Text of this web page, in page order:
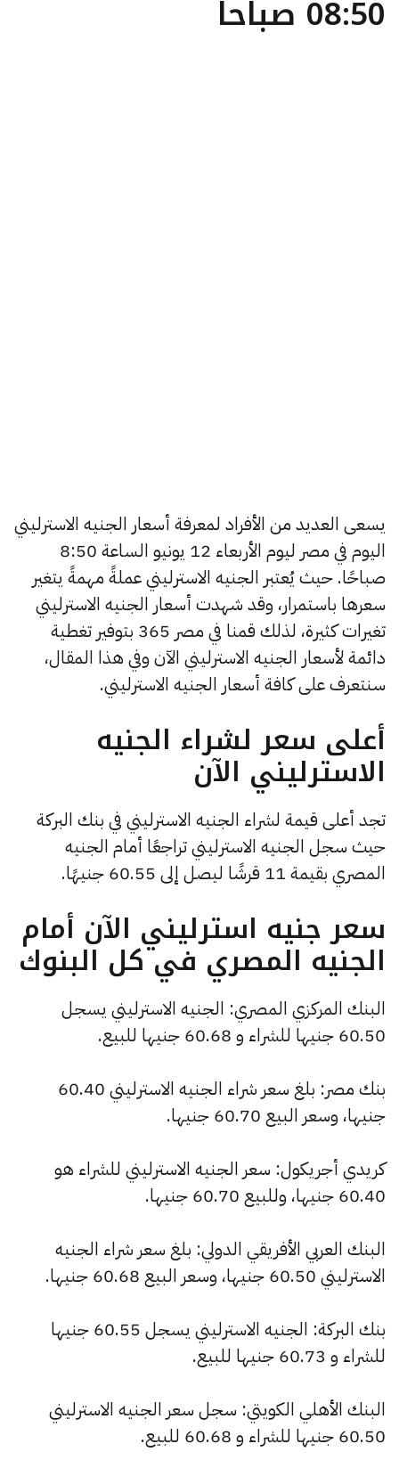
08:50 صباحا
يسعى العديد من الأفراد لمعرفة أسعار الجنيه الاسترليني
اليوم في مصر ليوم الأربعاء 12 يونيو الساعة 8:50
صباحًا. حيث يُعتبر الجنيه الاسترليني عملةً مهمةً يتغير
سعرها باستمرار، وقد شهدت أسعار الجنيه الاسترليني
تغيرات كثيرة، لذلك قمنا في مصر 365 بتوفير تغطية
دائمة لأسعار الجنيه الاسترليني الآن وفي هذا المقال،
سنتعرف على كافة أسعار الجنيه الاسترليني.
أعلى سعر لشراء الجنيه
الاسترليني الآن
تجد أعلى قيمة لشراء الجنيه الاسترليني في بنك البركة
حيث سجل الجنيه الاسترليني تراجعًا أمام الجنيه
المصري بقيمة 11 قرشًا ليصل إلى 60.55 جنيهًا.
سعر جنيه استرليني الآن أمام
الجنيه المصري في كل البنوك
البنك المركزي المصري: الجنيه الاسترليني يسجل
60.50 جنيها للشراء و 60.68 جنيها للبيع.
بنك مصر: بلغ سعر شراء الجنيه الاسترليني 60.40
جنيها، وسعر البيع 60.70 جنيها.
كريدي أجريكول: سعر الجنيه الاسترليني للشراء هو
60.40 جنيها، وللبيع 60.70 جنيها.
البنك العربي الأفريقي الدولي: بلغ سعر شراء الجنيه
الاسترليني 60.50 جنيها، وسعر البيع 60.68 جنيها.
بنك البركة: الجنيه الاسترليني يسجل 60.55 جنيها
للشراء و 60.73 جنيها للبيع.
البنك الأهلي الكويتي: سجل سعر الجنيه الاسترليني
60.50 جنيها للشراء و 60.68 للبيع.